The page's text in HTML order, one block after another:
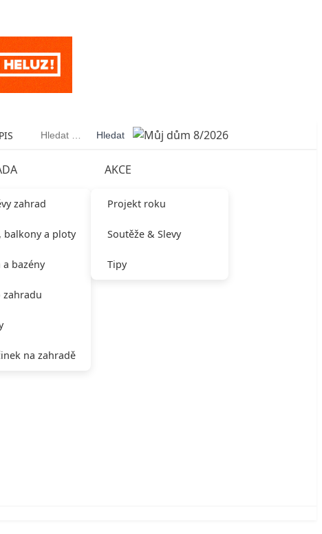
Vyhledávání
zahrad
balkony a ploty
a bazény
zahradu
na zahradě
AKCE
Projekt roku
Soutěže & Slevy
Tipy